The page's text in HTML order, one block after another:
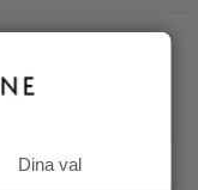
Dina val